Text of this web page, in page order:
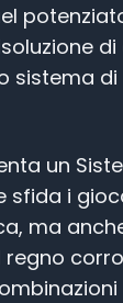
sistema
un
sfida i
ma
regno